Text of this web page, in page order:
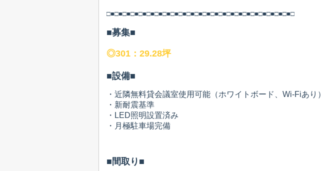
□■□■□■□■□■□■□■□■□■□■□■□■□■□■□■□■□■□■□■□■□■□■□■□
■募集■
◎301：29.28坪
■設備■
・近隣無料貸会議室使用可能（ホワイトボード、Wi-Fiあり）
・新耐震基準
・LED照明設置済み
・月極駐車場完備
■間取り■